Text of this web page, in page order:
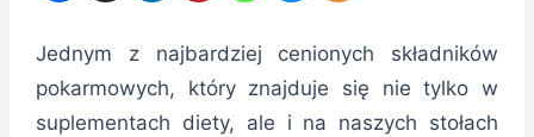
Jednym z najbardziej cenionych składników
pokarmowych, który znajduje się nie tylko w
suplementach diety, ale i na naszych stołach